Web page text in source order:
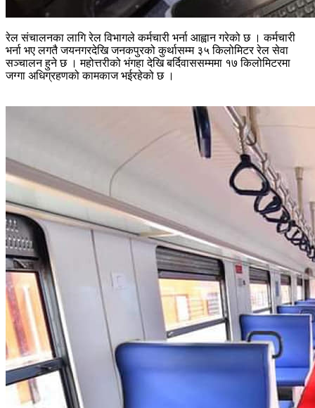
रेल संचालनका लागि रेल विभागले कर्मचारी भर्ना आह्वान गरेको छ । कर्मचारी
भर्ना भए लगतै जयनगरदेखि जनकपुरको कुर्थासम्म ३५ किलोमिटर रेल सेवा
सञ्चालन हुने छ । महोत्तरीको भंगहा देखि बर्दिवाससम्ममा १७ किलोमिटरमा
जग्गा अधिग्रहणको कामकाज भईरहेको छ ।